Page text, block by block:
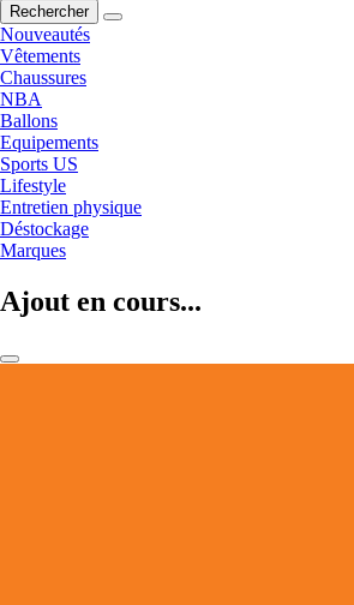
Rechercher
Nouveautés
Vêtements
Chaussures
NBA
Ballons
Equipements
Sports US
Lifestyle
Entretien physique
Déstockage
Marques
Ajout en cours...